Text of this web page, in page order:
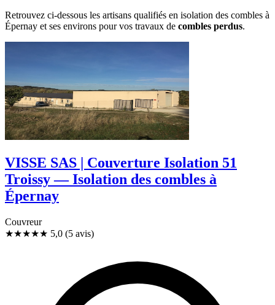
Retrouvez ci-dessous les artisans qualifiés en isolation des combles à
Épernay et ses environs pour vos travaux de combles perdus.
VISSE SAS | Couverture Isolation 51
Troissy — Isolation des combles à
Épernay
Couvreur
★★★★★ 5,0 (5 avis)